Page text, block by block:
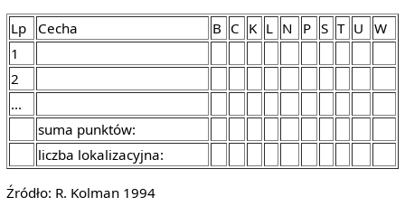
Lp Cecha B C K L N P S T U
W
1
2
...
suma punktów:
liczba lokalizacyjna:
Źródło: R. Kolman 1994